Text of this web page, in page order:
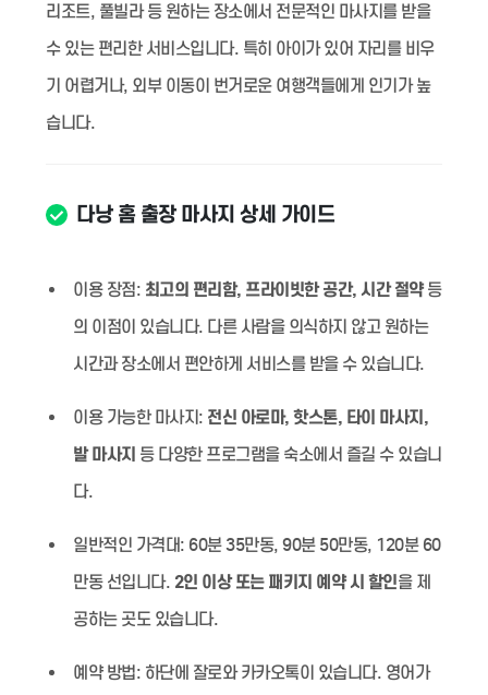
리조트, 풀빌라 등 원하는 장소에서 전문적인 마사지를 받을
수 있는 편리한 서비스입니다. 특히 아이가 있어 자리를 비우
기 어렵거나, 외부 이동이 번거로운 여행객들에게 인기가 높
습니다.
다낭 홈 출장 마사지 상세 가이드
이용 장점: 최고의 편리함, 프라이빗한 공간, 시간 절약등
의 이점이 있습니다. 다른 사람을 의식하지 않고 원하는
시간과 장소에서 편안하게 서비스를 받을 수 있습니다.
이용 가능한 마사지: 전신 아로마, 핫스톤, 타이 마사지,
발 마사지 등 다양한 프로그램을 숙소에서 즐길 수 있습니
다.
일반적인 가격대: 60분 35만동, 90분 50만동, 120분 60
만동 선입니다. 2인 이상 또는 패키지 예약 시 할인을 제
공하는 곳도 있습니다.
예약 방법: 하단에 잘로와 카카오톡이 있습니다. 영어가